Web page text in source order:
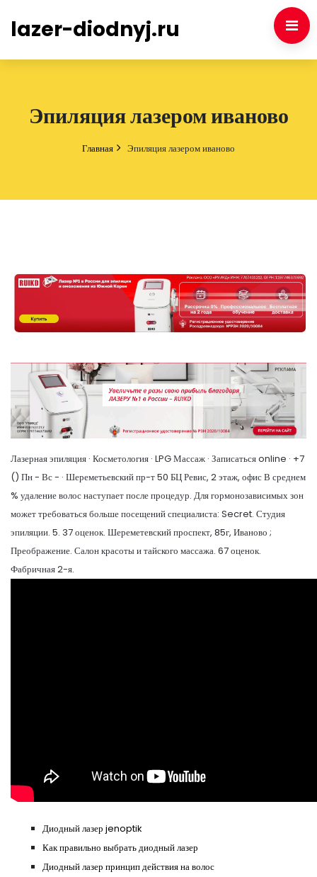
lazer-diodnyj.ru
Эпиляция лазером иваново
Главная Эпиляция лазером иваново
Лазерная эпиляция · Косметология · LPG Массаж · Записаться online · +7
() Пн - Вс - · Шереметьевский пр-т 50 БЦ Ревис, 2 этаж, офис В среднем
% удаление волос наступает после процедур. Для гормонозависимых зон
может требоваться больше посещений специалиста: Secret. Студия
эпиляции. 5. 37 оценок. ​Шереметевский проспект, 85г, Иваново ;
Преображение. Салон красоты и тайского массажа. 67 оценок. ​
Фабричная 2-я.
Диодный лазер jenoptik
Как правильно выбрать диодный лазер
Диодный лазер принцип действия на волос